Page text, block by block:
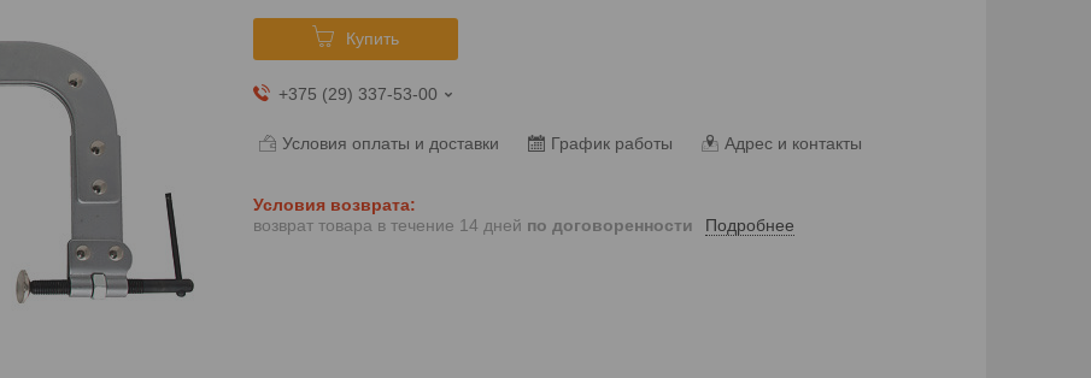
Купить
+375 (29) 337-53-00
Условия оплаты и доставки График работы Адрес и контакты
возврат товара в течение 14 дней по договоренности Подробнее